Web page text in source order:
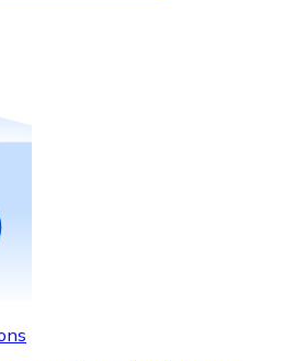
cadeaux de vos marques
cartes-cadeaux